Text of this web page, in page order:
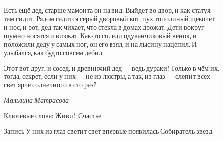
Есть ещё дед, старше мамонта он на вид. Выйдет во двор, и как статуя
там сидит. Рядом садится серый дворовый кот, пух тополиный щекочет
и нос, и рот, дед так чихает, что стекла в домах дрожат. Дети вокруг
шумно носятся и визжат. Как-то сплели одуванчиковый венок, и
положили деду у самых ног, он его взял, и на лысину нацепил. И
улыбался, как будто совсем дебил.
Этот вот друг, и сосед, и древнючий дед — ведь дураки! Только в чём их,
тогда, секрет, если у них — не из люстры, а так, из глаз — слепит всех
свет ярче солнечного в сто раз?
Мальвина Матрасова
Ключевые слова: Живи!, Счастье
Запись У них из глаз светит свет впервые появилась Собиратель звезд.